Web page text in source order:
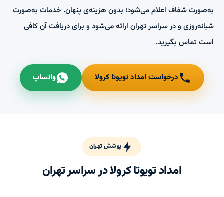
به‌صورت شفاف اعلام می‌شود؛ بدون هزینه‌ی پنهان. خدمات به‌صورت
شبانه‌روزی و در سراسر تهران ارائه می‌شود و برای دریافت آن کافی
است تماس بگیرید.
درخواست امداد تویوتا کرولا واتساپ
پوشش تهران
امداد تویوتا کرولا در سراسر تهران